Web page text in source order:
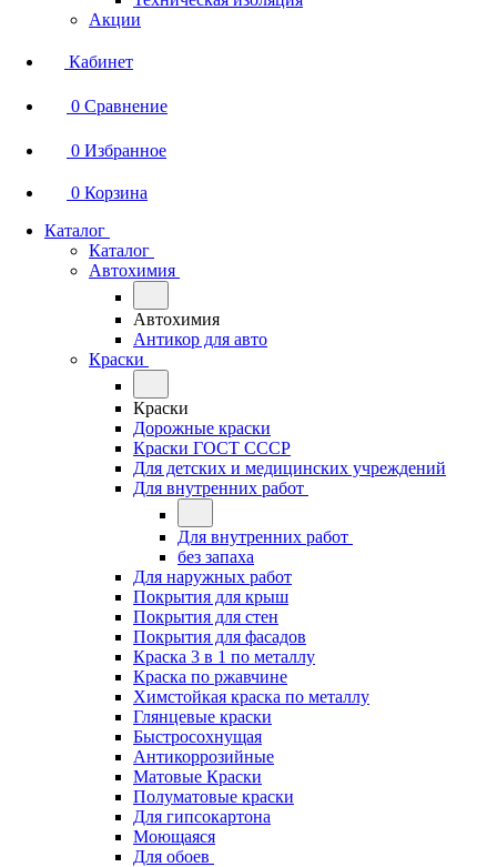
Акции
Кабинет
0 Сравнение
0 Избранное
0 Корзина
Каталог
Каталог
Автохимия
Автохимия
Антикор для авто
Краски
Краски
Дорожные краски
Краски ГОСТ СССР
Для детских и медицинских учреждений
Для внутренних работ
Для внутренних работ
без запаха
Для наружных работ
Покрытия для крыш
Покрытия для стен
Покрытия для фасадов
Краска 3 в 1 по металлу
Краска по ржавчине
Химстойкая краска по металлу
Глянцевые краски
Быстросохнущая
Антикоррозийные
Матовые Краски
Полуматовые краски
Для гипсокартона
Моющаяся
Для обоев